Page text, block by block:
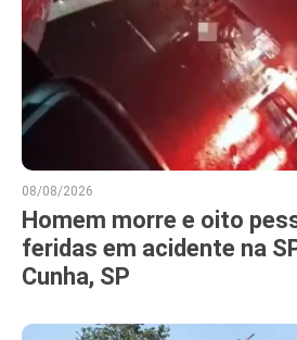
08/08/2026
Homem morre e oito
feridas em acidente na
Cunha, SP